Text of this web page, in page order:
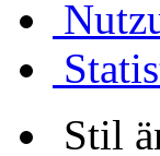
Stil